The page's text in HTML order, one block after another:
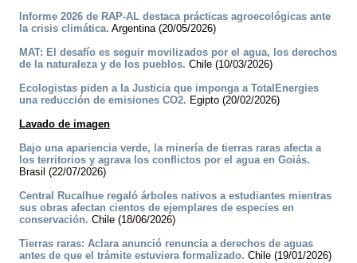
Informe 2026 de RAP-AL destaca prácticas agroecológicas ante
la crisis climática. Argentina (20/05/2026)
MAT: El desafío es seguir movilizados por el agua, los derechos
de la naturaleza y de los pueblos. Chile (10/03/2026)
Ecologistas piden a la Justicia que imponga a TotalEnergies
una reducción de emisiones CO2. Egipto (20/02/2026)
Lavado de imagen
Bajo una apariencia verde, la minería de tierras raras afecta a
los territorios y agrava los conflictos por el agua en Goiás.
Brasil (22/07/2026)
Central Rucalhue regaló árboles nativos a estudiantes mientras
sus obras afectan cientos de ejemplares de especies en
conservación. Chile (18/06/2026)
Tierras raras: Aclara anunció renuncia a derechos de aguas
antes de que el trámite estuviera formalizado. Chile (19/01/2026)